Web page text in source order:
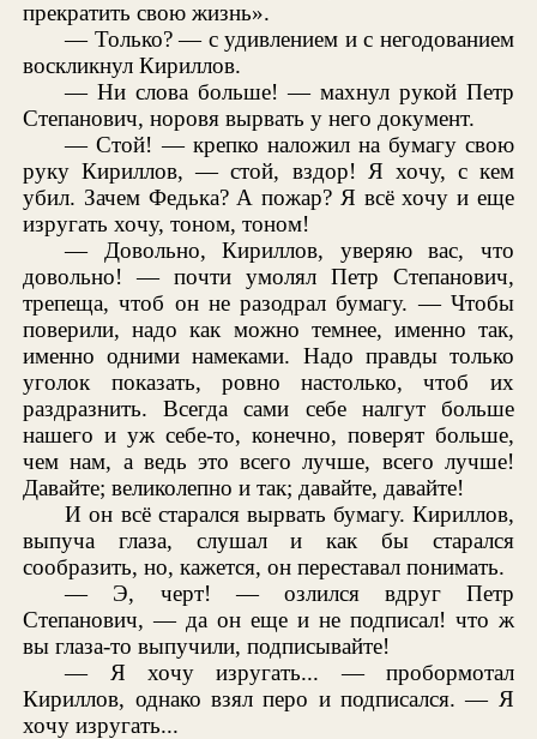
прекратить свою жизнь».
— Только? — с удивлением и с негодованием
воскликнул Кириллов.
— Ни слова больше! — махнул рукой Петр
Степанович, норовя вырвать у него документ.
— Стой! — крепко наложил на бумагу свою
руку Кириллов, — стой, вздор! Я хочу, с кем
убил. Зачем Федька? А пожар? Я всё хочу и еще
изругать хочу, тоном, тоном!
— Довольно, Кириллов, уверяю вас, что
довольно! — почти умолял Петр Степанович,
трепеща, чтоб он не разодрал бумагу. — Чтобы
поверили, надо как можно темнее, именно так,
именно одними намеками. Надо правды только
уголок показать, ровно настолько, чтоб их
раздразнить. Всегда сами себе налгут больше
нашего и уж себе-то, конечно, поверят больше,
чем нам, а ведь это всего лучше, всего лучше!
Давайте; великолепно и так; давайте, давайте!
И он всё старался вырвать бумагу. Кириллов,
выпуча глаза, слушал и как бы старался
сообразить, но, кажется, он переставал понимать.
— Э, черт! — озлился вдруг Петр
Степанович, — да он еще и не подписал! что ж
вы глаза-то выпучили, подписывайте!
— Я хочу изругать... — пробормотал
Кириллов, однако взял перо и подписался. — Я
хочу изругать...